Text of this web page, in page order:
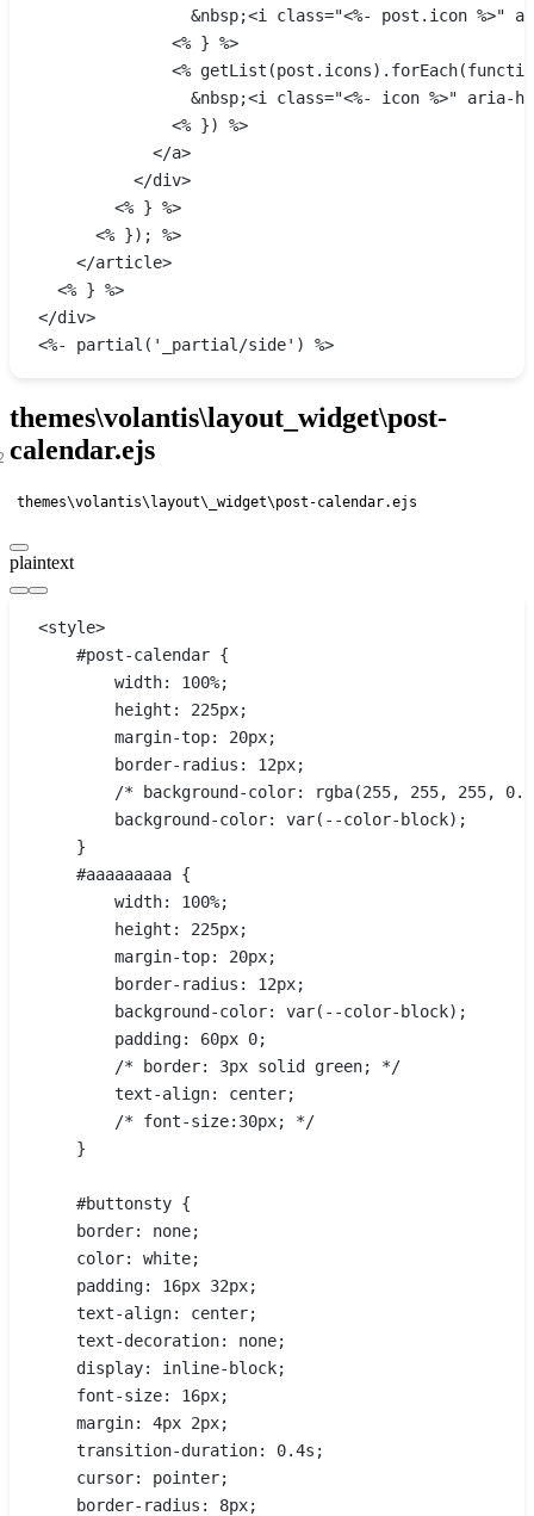
&nbsp;<i class="<%- post.icon %>"
              <% } %>
<%
&nbsp;<i class="<%- icon %>" aria-
              <% }) %>
            </a>
          </div>
        <% } %>
      <% }); %>
    </article>
  <% } %>
</div>
<%- partial('_partial/side') %>
themes\volantis\layout_widget\post-
calendar.ejs
themes\volantis\layout\_widget\post-calendar.ejs
plaintext
<style>
    #post-calendar {
        width: 100%;
        height: 225px;
        margin-top: 20px;
        border-radius: 12px;
/* background-color: rgba(255, 255, 255,
        background-color: var(--color-block);
    }
    #aaaaaaaaa {
        width: 100%;
        height: 225px;
        margin-top: 20px;
        border-radius: 12px;
        background-color: var(--color-block);
        padding: 60px 0;
        /* border: 3px solid green; */
        text-align: center;
        /* font-size:30px; */
    }
    #buttonsty {
    border: none;
    color: white;
    padding: 16px 32px;
    text-align: center;
    text-decoration: none;
    display: inline-block;
    font-size: 16px;
    margin: 4px 2px;
    transition-duration: 0.4s;
    cursor: pointer;
    border-radius: 8px;